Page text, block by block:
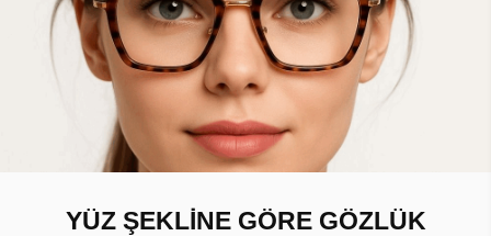
YÜZ ŞEKLİNE GÖRE GÖZLÜK